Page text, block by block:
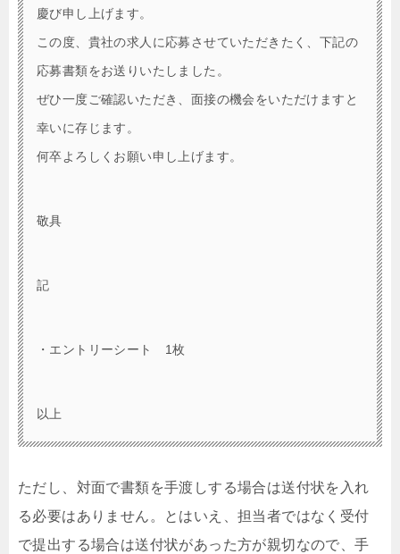
慶び申し上げます。
この度、貴社の求人に応募させていただきたく、下記の
応募書類をお送りいたしました。
ぜひ一度ご確認いただき、面接の機会をいただけますと
幸いに存じます。
何卒よろしくお願い申し上げます。
敬具
記
・エントリーシート 1枚
以上
ただし、対面で書類を手渡しする場合は送付状を入れ
る必要はありません。とはいえ、担当者ではなく受付
で提出する場合は送付状があった方が親切なので、手